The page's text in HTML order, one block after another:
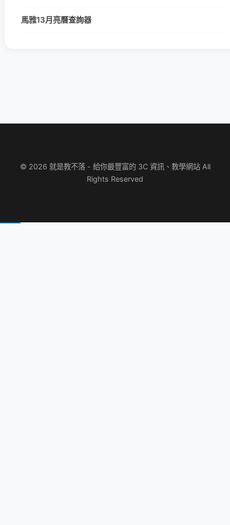
馬雅13月亮曆查詢器
© 2026 就是教不落 - 給你最豐富的 3C 資訊、教學網站 All
Rights Reserved